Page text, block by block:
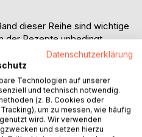
dieser Reihe sind wichtige
der Rezepte unbedingt
dieses Mal wieder
den Hefeteig nicht
werden. Je nach Rezept
weich oder kalt sein
wieviel Grad und auf
wie lange gebacken
Datenschutzerklärung
Technologien auf unserer
und technisch notwendig.
(z. B. Cookies oder
um zu messen, wie häufig
wird. Wir verwenden
und setzen hierzu